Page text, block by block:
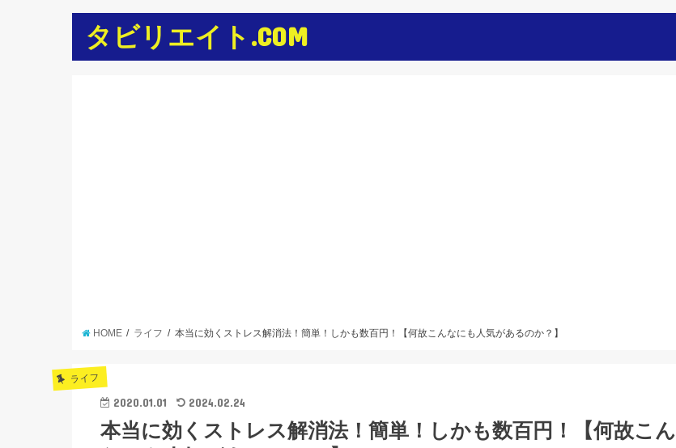
タビリエイト.COM
HOME ライフ 本当に効くストレス解消法！簡単！しかも数百円！【何故こんなにも人気があるのか？】
ライフ
2020.01.01 2024.02.24
本当に効くストレス解消法！簡単！しかも数百円！【何故こん